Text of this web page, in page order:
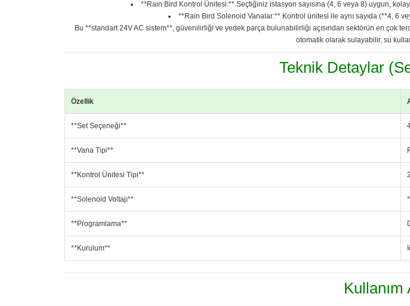
**Rain Bird Kontrol Ünitesi:** Seçtiğiniz istasyon sayısına (4, 6 veya 8) uygun,
**Rain Bird Solenoid Vanalar:** Kontrol ünitesi ile aynı sayıda (**4, 6
Bu **standart 24V AC sistem**, güvenilirliği ve yedek parça bulunabilirliği açısından sektörün en çok
otomatik olarak sulayabilir, su
Teknik Detaylar
Özellik
**Set Seçeneği**
**Vana Tipi**
**Kontrol Ünitesi Tipi**
**Solenoid Voltajı**
**Programlama**
**Kurulum**
Kullanım